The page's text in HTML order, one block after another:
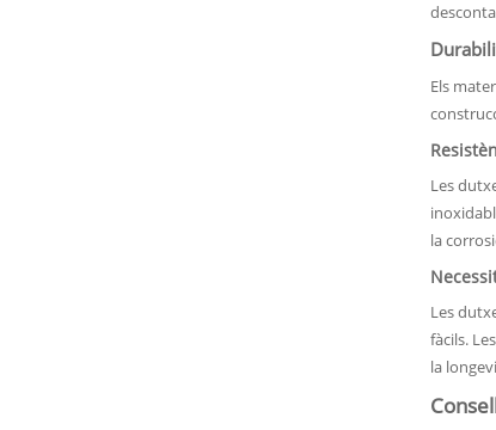
Els
Les
la
Les
fàcils.
la